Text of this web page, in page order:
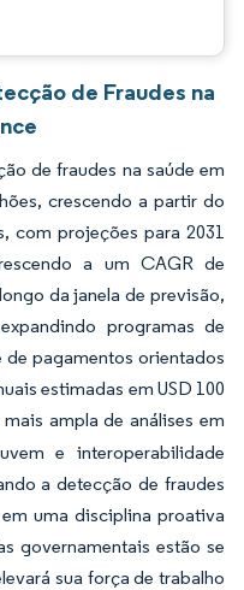
de Fraudes na
de fraudes na saúde em
crescendo a partir do
com projeções para 2031
a um CAGR de
da janela de previsão,
programas de
pagamentos orientados
estimadas em USD 100
ampla de análises em
e interoperabilidade
a detecção de fraudes
uma disciplina proativa
governamentais estão se
sua força de trabalho